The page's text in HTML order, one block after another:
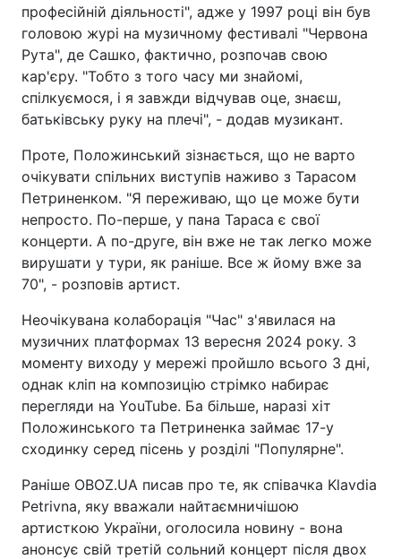
професійній діяльності", адже у 1997 році він був
головою журі на музичному фестивалі "Червона
Рута", де Сашко, фактично, розпочав свою
кар'єру. "Тобто з того часу ми знайомі,
спілкуємося, і я завжди відчував оце, знаєш,
батьківську руку на плечі", - додав музикант.
Проте, Положинський зізнається, що не варто
очікувати спільних виступів наживо з Тарасом
Петриненком. "Я переживаю, що це може бути
непросто. По-перше, у пана Тараса є свої
концерти. А по-друге, він вже не так легко може
вирушати у тури, як раніше. Все ж йому вже за
70", - розповів артист.
Неочікувана колаборація "Час" з'явилася на
музичних платформах 13 вересня 2024 року. З
моменту виходу у мережі пройшло всього 3 дні,
однак кліп на композицію стрімко набирає
перегляди на YouTube. Ба більше, наразі хіт
Положинського та Петриненка займає 17-у
сходинку серед пісень у розділі "Популярне".
Раніше OBOZ.UA писав про те, як співачка Klavdia
Petrivna, яку вважали найтаємничішою
артисткою України, оголосила новину - вона
анонсує свій третій сольний концерт після двох